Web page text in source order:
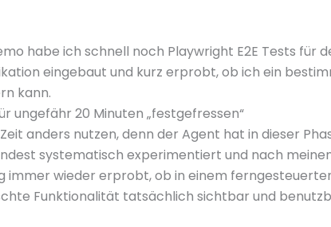
habe ich schnell noch Playwright E2E Tests für
eingebaut und kurz erprobt, ob ich ein
kann.
ungefähr 20 Minuten „festgefressen“
anders nutzen, denn der Agent hat in dieser
systematisch experimentiert und nach
immer wieder erprobt, ob in einem
Funktionalität tatsächlich sichtbar und